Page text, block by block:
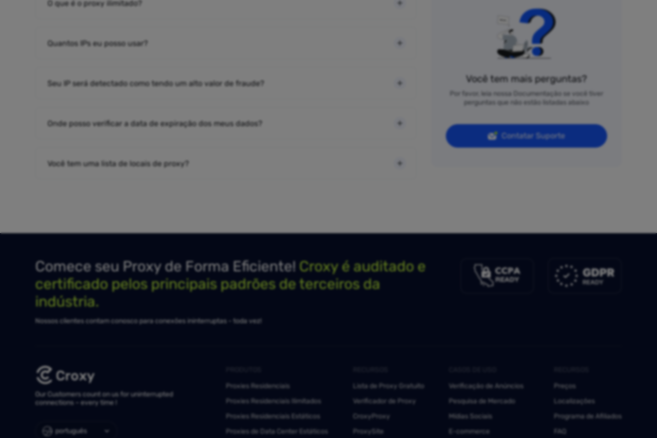
O que é o proxy ilimitado?
Quantos IPs eu posso usar?
Seu IP será detectado como tendo um alto valor de fraude?
Onde posso verificar a data de expiração dos meus dados?
Você tem uma lista de locais de proxy?
Você tem mais perguntas?
Por favor, leia nossa Documentação se você tiver
perguntas que não estão listadas abaixo
Contatar Suporte
Comece seu Proxy de Forma Eficiente! Croxy é auditado e
certificado pelos principais padrões de terceiros da
indústria.
Nossos clientes contam conosco para conexões ininterruptas - toda vez!
Our Customers count on us for uninterrupted
connections – every time !
português
Proxies Residenciais
Proxies Residenciais Ilimitados
Proxies Residenciais Estáticos
Proxies de Data Center Estáticos
Lista de Proxy Gratuito
Verificador de Proxy
CroxyProxy
ProxySite
Verificação de Anúncios
Pesquisa de Mercado
Mídias Sociais
E-commerce
Preços
Localizações
Programa de Afiliados
FAQ